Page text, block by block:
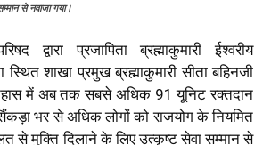
से नवाजा गया।
द्वारा प्रजापिता ब्रह्माकुमारी ईश्वरीय
स्थित शाखा प्रमुख ब्रह्माकुमारी सीता बहिनजी
में अब तक सबसे अधिक 91 यूनिट रक्तदान
भर से अधिक लोगों को राजयोग के नियमित
से मुक्ति दिलाने के लिए उत्कृष्ट सेवा सम्मान से